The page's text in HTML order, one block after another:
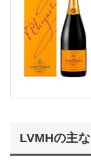
LVMHの主